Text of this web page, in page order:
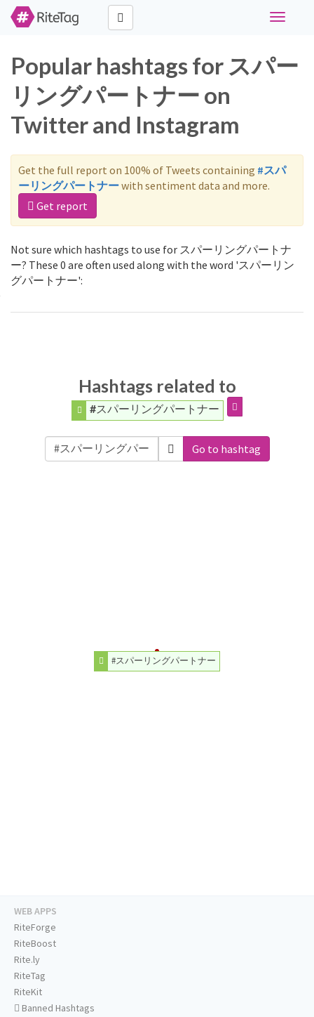
Toggle
Popular hashtags for スパー
リングパートナー on
Twitter and Instagram
Get the full report on 100% of Tweets containing #スパ
ーリングパートナーwith sentiment data and more.
Get report
Not sure which hashtags to use for スパーリングパートナ
ー? These 0 are often used along with the word 'スパーリン
グパートナー':
Hashtags related to
#スパーリングパートナー
Go to hashtag
#スパーリングパートナー
WEB APPS
RiteForge
RiteBoost
Rite.ly
RiteTag
RiteKit
Banned Hashtags